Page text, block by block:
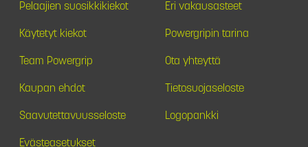
Pelaajien suosikkikiekot Eri vakausasteet
Käytetyt kiekot Powergripin tarina
Team Powergrip Ota yhteyttä
Kaupan ehdot Tietosuojaseloste
Saavutettavuusseloste Logopankki
Evästeasetukset